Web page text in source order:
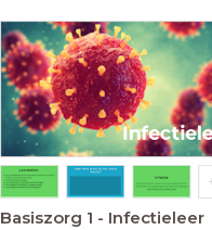
Basiszorg 1 - Infectieleer